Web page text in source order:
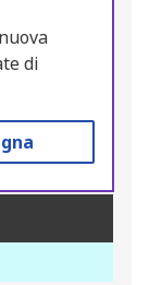
di